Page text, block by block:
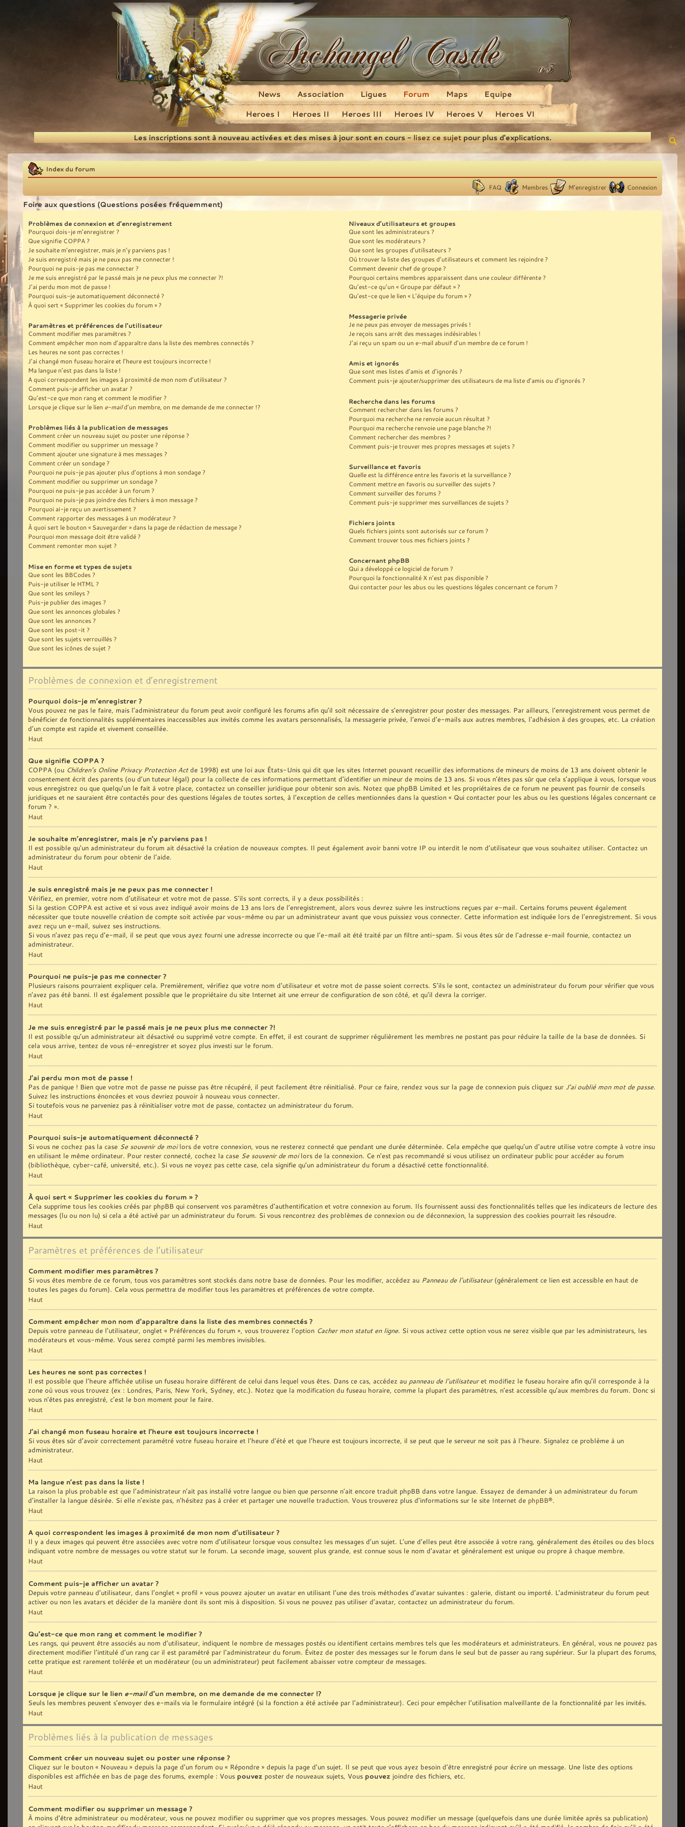
Recherche
Heroes I Heroes II Heroes III Heroes IV Heroes V Heroes VI
News Association Ligues Forum Maps Equipe
Les inscriptions sont à nouveau activées et des mises à jour sont en cours -lisez ce sujetpour plus d'explications.
Index du forum
FAQ Membres M’enregistrer Connexion
Foire aux questions (Questions posées fréquemment)
Problèmes de connexion et d’enregistrement
Pourquoi dois-je m’enregistrer ?
Que signifie COPPA ?
Je souhaite m’enregistrer, mais je n’y parviens pas !
Je suis enregistré mais je ne peux pas me connecter !
Pourquoi ne puis-je pas me connecter ?
Je me suis enregistré par le passé mais je ne peux plus me connecter ?!
J’ai perdu mon mot de passe !
Pourquoi suis-je automatiquement déconnecté ?
À quoi sert « Supprimer les cookies du forum » ?
Paramètres et préférences de l’utilisateur
Comment modifier mes paramètres ?
Comment empêcher mon nom d’apparaître dans la liste des membres connectés ?
Les heures ne sont pas correctes !
J’ai changé mon fuseau horaire et l’heure est toujours incorrecte !
Ma langue n’est pas dans la liste !
A quoi correspondent les images à proximité de mon nom d’utilisateur ?
Comment puis-je afficher un avatar ?
Qu’est-ce que mon rang et comment le modifier ?
Lorsque je clique sur le lien e-maild’un membre, on me demande de me connecter !?
Problèmes liés à la publication de messages
Comment créer un nouveau sujet ou poster une réponse ?
Comment modifier ou supprimer un message ?
Comment ajouter une signature à mes messages ?
Comment créer un sondage ?
Pourquoi ne puis-je pas ajouter plus d’options à mon sondage ?
Comment modifier ou supprimer un sondage ?
Pourquoi ne puis-je pas accéder à un forum ?
Pourquoi ne puis-je pas joindre des fichiers à mon message ?
Pourquoi ai-je reçu un avertissement ?
Comment rapporter des messages à un modérateur ?
À quoi sert le bouton « Sauvegarder » dans la page de rédaction de message ?
Pourquoi mon message doit être validé ?
Comment remonter mon sujet ?
Mise en forme et types de sujets
Que sont les BBCodes ?
Puis-je utiliser le HTML ?
Que sont les smileys ?
Puis-je publier des images ?
Que sont les annonces globales ?
Que sont les annonces ?
Que sont les post-it ?
Que sont les sujets verrouillés ?
Que sont les icônes de sujet ?
Niveaux d’utilisateurs et groupes
Que sont les administrateurs ?
Que sont les modérateurs ?
Que sont les groupes d’utilisateurs ?
Où trouver la liste des groupes d’utilisateurs et comment les rejoindre ?
Comment devenir chef de groupe ?
Pourquoi certains membres apparaissent dans une couleur différente ?
Qu’est-ce qu’un « Groupe par défaut » ?
Qu’est-ce que le lien « L’équipe du forum » ?
Messagerie privée
Je ne peux pas envoyer de messages privés !
Je reçois sans arrêt des messages indésirables !
J’ai reçu un spam ou un e-mail abusif d’un membre de ce forum !
Amis et ignorés
Que sont mes listes d’amis et d’ignorés ?
Comment puis-je ajouter/supprimer des utilisateurs de ma liste d’amis ou d’ignorés ?
Recherche dans les forums
Comment rechercher dans les forums ?
Pourquoi ma recherche ne renvoie aucun résultat ?
Pourquoi ma recherche renvoie une page blanche ?!
Comment rechercher des membres ?
Comment puis-je trouver mes propres messages et sujets ?
Surveillance et favoris
Quelle est la différence entre les favoris et la surveillance ?
Comment mettre en favoris ou surveiller des sujets ?
Comment surveiller des forums ?
Comment puis-je supprimer mes surveillances de sujets ?
Fichiers joints
Quels fichiers joints sont autorisés sur ce forum ?
Comment trouver tous mes fichiers joints ?
Concernant phpBB
Qui a développé ce logiciel de forum ?
Pourquoi la fonctionnalité X n’est pas disponible ?
Qui contacter pour les abus ou les questions légales concernant ce forum ?
Problèmes de connexion et d’enregistrement
Pourquoi dois-je m’enregistrer ?
Vous pouvez ne pas le faire, mais l’administrateur du forum peut avoir configuré les forums afin qu’il soit nécessaire de s’enregistrer pour poster des messages. Par ailleurs, l’enregistrement vous permet de
bénéficier de fonctionnalités supplémentaires inaccessibles aux invités comme les avatars personnalisés, la messagerie privée, l’envoi d’e-mails aux autres membres, l’adhésion à des groupes, etc. La création
d’un compte est rapide et vivement conseillée.
Haut
Que signifie COPPA ?
COPPA (ou Children’s Online Privacy Protection Actde 1998) est une loi aux États-Unis qui dit que les sites Internet pouvant recueillir des informations de mineurs de moins de 13 ans doivent obtenir le
consentement écrit des parents (ou d’un tuteur légal) pour la collecte de ces informations permettant d’identifier un mineur de moins de 13 ans. Si vous n’êtes pas sûr que cela s’applique à vous, lorsque vous
vous enregistrez ou que quelqu’un le fait à votre place, contactez un conseiller juridique pour obtenir son avis. Notez que phpBB Limited et les propriétaires de ce forum ne peuvent pas fournir de conseils
juridiques et ne sauraient être contactés pour des questions légales de toutes sortes, à l’exception de celles mentionnées dans la question « Qui contacter pour les abus ou les questions légales concernant ce
forum ? ».
Haut
Je souhaite m’enregistrer, mais je n’y parviens pas !
Il est possible qu’un administrateur du forum ait désactivé la création de nouveaux comptes. Il peut également avoir banni votre IP ou interdit le nom d’utilisateur que vous souhaitez utiliser. Contactez un
administrateur du forum pour obtenir de l’aide.
Haut
Je suis enregistré mais je ne peux pas me connecter !
Vérifiez, en premier, votre nom d’utilisateur et votre mot de passe. S’ils sont corrects, il y a deux possibilités :
Si la gestion COPPA est active et si vous avez indiqué avoir moins de 13 ans lors de l’enregistrement, alors vous devrez suivre les instructions reçues par e-mail. Certains forums peuvent également
nécessiter que toute nouvelle création de compte soit activée par vous-même ou par un administrateur avant que vous puissiez vous connecter. Cette information est indiquée lors de l’enregistrement. Si vous
avez reçu un e-mail, suivez ses instructions.
Si vous n’avez pas reçu d’e-mail, il se peut que vous ayez fourni une adresse incorrecte ou que l’e-mail ait été traité par un filtre anti-spam. Si vous êtes sûr de l’adresse e-mail fournie, contactez un
administrateur.
Haut
Pourquoi ne puis-je pas me connecter ?
Plusieurs raisons pourraient expliquer cela. Premièrement, vérifiez que votre nom d’utilisateur et votre mot de passe soient corrects. S’ils le sont, contactez un administrateur du forum pour vérifier que vous
n’avez pas été banni. Il est également possible que le propriétaire du site Internet ait une erreur de configuration de son côté, et qu’il devra la corriger.
Haut
Je me suis enregistré par le passé mais je ne peux plus me connecter ?!
Il est possible qu’un administrateur ait désactivé ou supprimé votre compte. En effet, il est courant de supprimer régulièrement les membres ne postant pas pour réduire la taille de la base de données. Si
cela vous arrive, tentez de vous ré-enregistrer et soyez plus investi sur le forum.
Haut
J’ai perdu mon mot de passe !
Pas de panique ! Bien que votre mot de passe ne puisse pas être récupéré, il peut facilement être réinitialisé. Pour ce faire, rendez vous sur la page de connexion puis cliquez sur J’ai oublié mon mot de passe.
Suivez les instructions énoncées et vous devriez pouvoir à nouveau vous connecter.
Si toutefois vous ne parveniez pas à réinitialiser votre mot de passe, contactez un administrateur du forum.
Haut
Pourquoi suis-je automatiquement déconnecté ?
Si vous ne cochez pas la case Se souvenir de moilors de votre connexion, vous ne resterez connecté que pendant une durée déterminée. Cela empêche que quelqu’un d’autre utilise votre compte à votre insu
en utilisant le même ordinateur. Pour rester connecté, cochez la case Se souvenir de moilors de la connexion. Ce n’est pas recommandé si vous utilisez un ordinateur public pour accéder au forum
(bibliothèque, cyber-café, université, etc.). Si vous ne voyez pas cette case, cela signifie qu’un administrateur du forum a désactivé cette fonctionnalité.
Haut
À quoi sert « Supprimer les cookies du forum » ?
Cela supprime tous les cookies créés par phpBB qui conservent vos paramètres d’authentification et votre connexion au forum. Ils fournissent aussi des fonctionnalités telles que les indicateurs de lecture des
messages (lu ou non lu) si cela a été activé par un administrateur du forum. Si vous rencontrez des problèmes de connexion ou de déconnexion, la suppression des cookies pourrait les résoudre.
Haut
Paramètres et préférences de l’utilisateur
Comment modifier mes paramètres ?
Si vous êtes membre de ce forum, tous vos paramètres sont stockés dans notre base de données. Pour les modifier, accédez au Panneau de l’utilisateur(généralement ce lien est accessible en haut de
toutes les pages du forum). Cela vous permettra de modifier tous les paramètres et préférences de votre compte.
Haut
Comment empêcher mon nom d’apparaître dans la liste des membres connectés ?
Depuis votre panneau de l’utilisateur, onglet « Préférences du forum », vous trouverez l’option Cacher mon statut en ligne. Si vous activez cette option vous ne serez visible que par les administrateurs, les
modérateurs et vous-même. Vous serez compté parmi les membres invisibles.
Haut
Les heures ne sont pas correctes !
Il est possible que l’heure affichée utilise un fuseau horaire différent de celui dans lequel vous êtes. Dans ce cas, accédez au panneau de l’utilisateuret modifiez le fuseau horaire afin qu’il corresponde à la
zone où vous vous trouvez (ex : Londres, Paris, New York, Sydney, etc.). Notez que la modification du fuseau horaire, comme la plupart des paramètres, n’est accessible qu’aux membres du forum. Donc si
vous n’êtes pas enregistré, c’est le bon moment pour le faire.
Haut
J’ai changé mon fuseau horaire et l’heure est toujours incorrecte !
Si vous êtes sûr d’avoir correctement paramétré votre fuseau horaire et l’heure d’été et que l’heure est toujours incorrecte, il se peut que le serveur ne soit pas à l’heure. Signalez ce problème à un
administrateur.
Haut
Ma langue n’est pas dans la liste !
La raison la plus probable est que l’administrateur n’ait pas installé votre langue ou bien que personne n’ait encore traduit phpBB dans votre langue. Essayez de demander à un administrateur du forum
d’installer la langue désirée. Si elle n’existe pas, n’hésitez pas à créer et partager une nouvelle traduction. Vous trouverez plus d’informations sur le site Internet de phpBB®.
Haut
A quoi correspondent les images à proximité de mon nom d’utilisateur ?
Il y a deux images qui peuvent être associées avec votre nom d’utilisateur lorsque vous consultez les messages d’un sujet. L’une d’elles peut être associée à votre rang, généralement des étoiles ou des blocs
indiquant votre nombre de messages ou votre statut sur le forum. La seconde image, souvent plus grande, est connue sous le nom d’avatar et généralement est unique ou propre à chaque membre.
Haut
Comment puis-je afficher un avatar ?
Depuis votre panneau d’utilisateur, dans l’onglet « profil » vous pouvez ajouter un avatar en utilisant l’une des trois méthodes d’avatar suivantes : galerie, distant ou importé. L’administrateur du forum peut
activer ou non les avatars et décider de la manière dont ils sont mis à disposition. Si vous ne pouvez pas utiliser d’avatar, contactez un administrateur du forum.
Haut
Qu’est-ce que mon rang et comment le modifier ?
Les rangs, qui peuvent être associés au nom d’utilisateur, indiquent le nombre de messages postés ou identifient certains membres tels que les modérateurs et administrateurs. En général, vous ne pouvez pas
directement modifier l’intitulé d’un rang car il est paramétré par l’administrateur du forum. Évitez de poster des messages sur le forum dans le seul but de passer au rang supérieur. Sur la plupart des forums,
cette pratique est rarement tolérée et un modérateur (ou un administrateur) peut facilement abaisser votre compteur de messages.
Haut
Lorsque je clique sur le lien e-maild’un membre, on me demande de me connecter !?
Seuls les membres peuvent s’envoyer des e-mails via le formulaire intégré (si la fonction a été activée par l’administrateur). Ceci pour empêcher l’utilisation malveillante de la fonctionnalité par les invités.
Haut
Problèmes liés à la publication de messages
Comment créer un nouveau sujet ou poster une réponse ?
Cliquez sur le bouton « Nouveau » depuis la page d’un forum ou « Répondre » depuis la page d’un sujet. Il se peut que vous ayez besoin d’être enregistré pour écrire un message. Une liste des options
disponibles est affichée en bas de page des forums, exemple : Vous pouvez poster de nouveaux sujets, Vous pouvez joindre des fichiers, etc.
Haut
Comment modifier ou supprimer un message ?
À moins d’être administrateur ou modérateur, vous ne pouvez modifier ou supprimer que vos propres messages. Vous pouvez modifier un message (quelquefois dans une durée limitée après sa publication)